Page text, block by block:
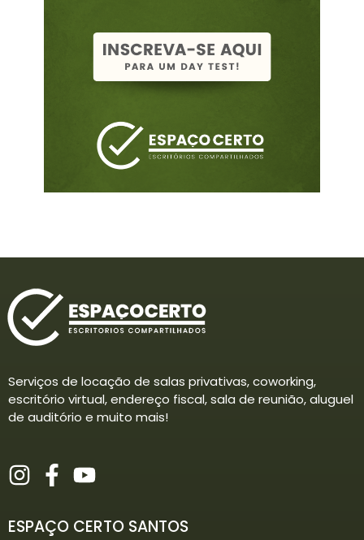
Serviços de locação de salas privativas, coworking,
escritório virtual, endereço fiscal, sala de reunião, aluguel
de auditório e muito mais!
ESPAÇO CERTO SANTOS